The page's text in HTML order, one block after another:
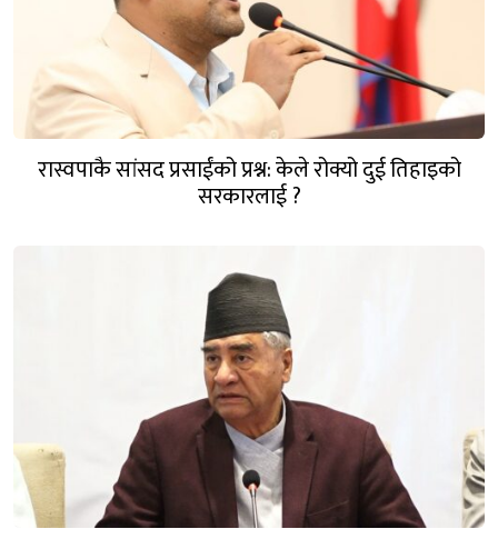
रास्वपाकै सांसद प्रसाईंको प्रश्न: केले रोक्यो दुई तिहाइको
सरकारलाई ?